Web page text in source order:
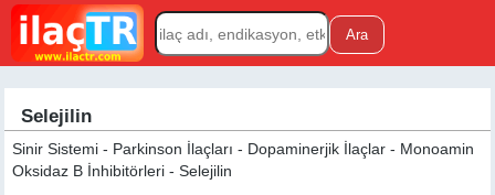
Selejilin
Sinir Sistemi - Parkinson İlaçları - Dopaminerjik İlaçlar - Monoamin
Oksidaz B İnhibitörleri - Selejilin